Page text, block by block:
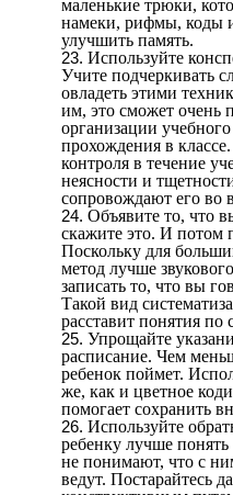
маленькие трюки,
намеки, рифмы, коды
улучшить память.
Используйте
Учите подчеркивать
овладеть этими
им, это сможет очень
организации
прохождения в
контроля в течение
неясности и
сопровождают его во
Объявите то, что
скажите это. И потом
Поскольку для
метод лучше
записать то, что вы
Такой вид
расставит понятия по
Упрощайте
расписание. Чем
ребенок поймет.
же, как и цветное
помогает сохранить
Используйте
ребенку лучше
не понимают, что с
ведут. Постарайтесь